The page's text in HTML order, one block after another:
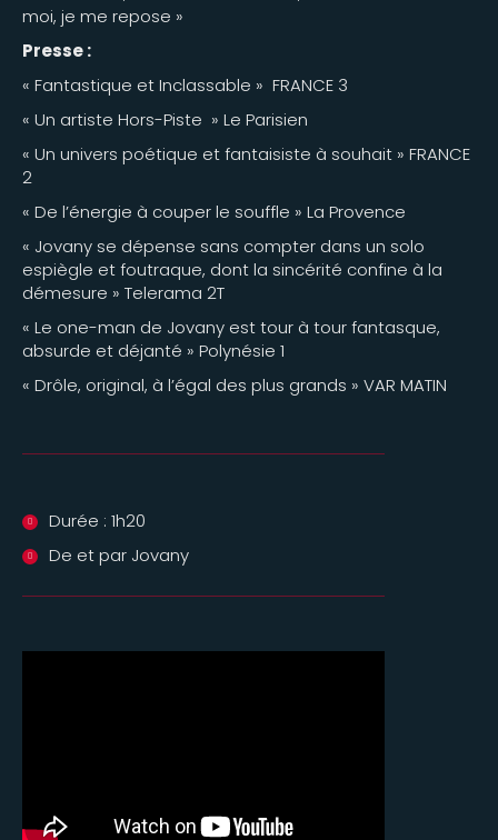
moi, je me repose »
Presse :
« Fantastique et Inclassable » FRANCE 3
« Un artiste Hors-Piste » Le Parisien
« Un univers poétique et fantaisiste à souhait » FRANCE
2
« De l’énergie à couper le souffle » La Provence
« Jovany se dépense sans compter dans un solo
espiègle et foutraque, dont la sincérité confine à la
démesure » Telerama 2T
« Le one-man de Jovany est tour à tour fantasque,
absurde et déjanté » Polynésie 1
« Drôle, original, à l’égal des plus grands » VAR MATIN
Durée : 1h20
De et par Jovany